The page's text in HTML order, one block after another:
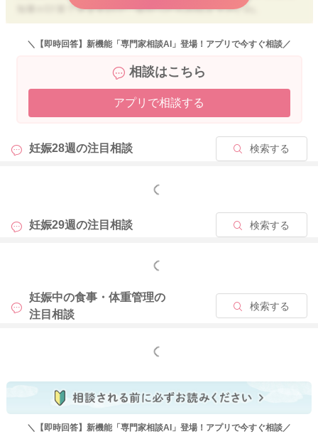
加量が計算できますので、良かったらお伝え下さいね。
その数値にもよりますが、全体的に見ても、２８週でプラス３
～４ｋｇ程度に抑えられているのは、とても良く体重管理でき
たので、助産師さんからは早めに釘を刺す意味で助言されたの
かもしれませんね。今まで頑張ってきたご自身を認めてあげ
て、あまり考え込まずにストレスを溜めない様に過ごしていき
妊娠中期以降になってくると、食べている内容や量が変わらな
んの体の分、胎盤や羊水の分、ママの子宮や乳房が大きくなる
って、太ることとは意味合いが違います。
医師から特段の指示が出ていなければ、減量するという事はあ
せる事で、緩やかな増加に留める事は可能かと思います。
妊娠中の体重管理はダイエットではないので、食事量を減らし
たり、欠食したり、糖質制限をしたりという事でも食事管理は
これからの体重管理を勧めていくには、●食事のバランス ●間
食の内容 ●食事の時間 ●夕食の食事量 ●食物繊維の量を見直
していきましょう。
＼【即時回答】新機能「専門家相談AI」登場！アプリで今すぐ相談／
相談はこちら
アプリで相談する
妊娠28週の注目相談 検索する
もっと見る
妊娠29週の注目相談 検索する
もっと見る
妊娠中の食事・体重管理の
注目相談
検索する
もっと見る
＼【即時回答】新機能「専門家相談AI」登場！アプリで今すぐ相談／